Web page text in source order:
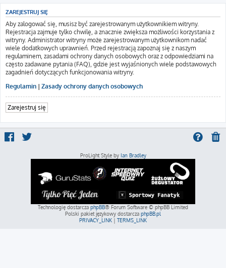
ZAREJESTRUJ SIĘ
Aby zalogować się, musisz być zarejestrowanym użytkownikiem witryny.
Rejestracja zajmuje tylko chwilę, a znacznie zwiększa możliwości korzystania z
witryny. Administrator witryny może zarejestrowanym użytkownikom nadać
wiele dodatkowych uprawnień. Przed rejestracją zapoznaj się z naszym
regulaminem, zasadami ochrony danych osobowych oraz z odpowiedziami na
często zadawane pytania (FAQ), gdzie jest wyjaśnionych wiele podstawowych
zagadnień dotyczących funkcjonowania witryny.
Regulamin | Zasady ochrony danych osobowych
Zarejestruj się
ProLight Style by Ian Bradley
Technologię dostarcza phpBB® Forum Software © phpBB Limited
Polski pakiet językowy dostarcza phpBB.pl
PRIVACY_LINK | TERMS_LINK